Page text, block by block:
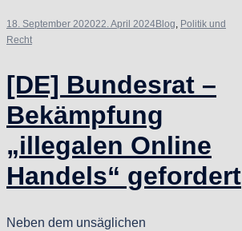
18. September 202022. April 2024Blog, Politik und
Recht
[DE] Bundesrat –
Bekämpfung
„illegalen Online
Handels“ gefordert
Neben dem unsäglichen